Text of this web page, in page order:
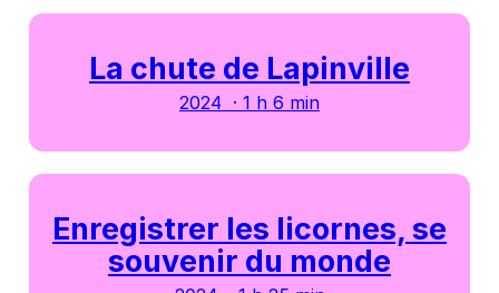
La chute de Lapinville
2024 · 1 h 6 min
Enregistrer les licornes, se
souvenir du monde